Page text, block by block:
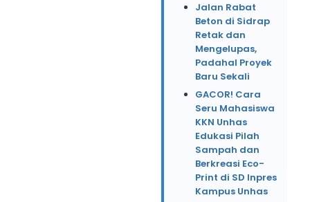
Jalan Rabat
Beton di Sidrap
Retak dan
Mengelupas,
Padahal Proyek
Baru Sekali
GACOR! Cara
Seru Mahasiswa
KKN Unhas
Edukasi Pilah
Sampah dan
Berkreasi Eco-
Print di SD Inpres
Kampus Unhas